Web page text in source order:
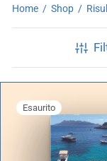
Home / Shop /
Esaurito
DI